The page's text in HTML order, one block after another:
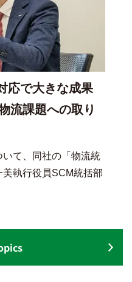
応で大きな成果
流課題への取り
て、同社の「物流統
執行役員SCM統括部